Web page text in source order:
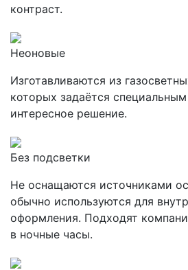
контраст.
Неоновые
Изготавливаются из
которых задаётся
интересное решение.
Без подсветки
Не оснащаются источниками
обычно используются для
оформления. Подходят
в ночные часы.